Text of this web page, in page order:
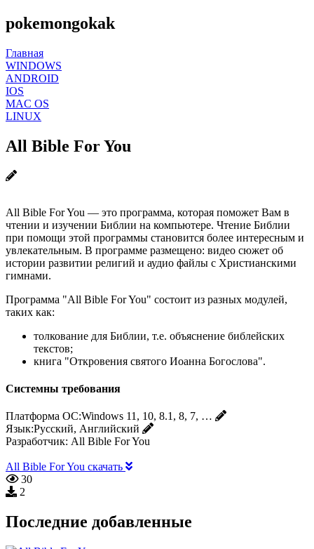
pokemongokak
Главная
WINDOWS
ANDROID
IOS
MAC OS
LINUX
All Bible For You
All Bible For You — это программа, которая поможет Вам в
чтении и изучении Библии на компьютере. Чтение Библии
при помощи этой программы становится более интересным и
увлекательным. В программе размещено: видео сюжет об
истории развитии религий и аудио файлы с Христианскими
гимнами.
Программа "All Bible For You" состоит из разных модулей,
таких как:
толкование для Библии, т.е. объяснение библейских
текстов;
книга "Откровения святого Иоанна Богослова".
Системны требования
Платформа ОС:Windows 11, 10, 8.1, 8, 7, …
Язык:Русский, Английский
Разработчик: All Bible For You
All Bible For You скачать
30
2
Последние добавленные